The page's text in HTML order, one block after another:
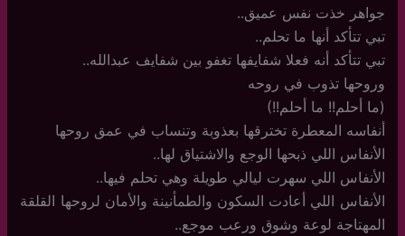
جواهر خذت نفس عميق..
تبي تتأكد أنها ما تحلم..
تبي تتأكد أنه فعلا شفايفها تغفو بين شفايف عبدالله..
وروحها تذوب في روحه
(ما أحلم!! ما أحلم!!)
أنفاسه المعطرة تخترقها بعذوبة وتنساب في عمق روحها
الأنفاس اللي ذبحها الوجع والاشتياق لها..
الأنفاس اللي سهرت ليالي طويلة وهي تحلم فيها..
الأنفاس اللي أعادت السكون والطمأنينة والأمان لروحها القلقة
المهتاجة لوعة وشوق ورعب موجع..